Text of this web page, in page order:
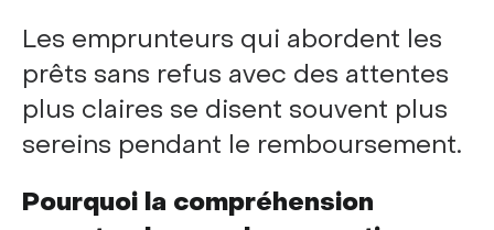
Les emprunteurs qui abordent les
prêts sans refus avec des attentes
plus claires se disent souvent plus
sereins pendant le remboursement.
Pourquoi la compréhension